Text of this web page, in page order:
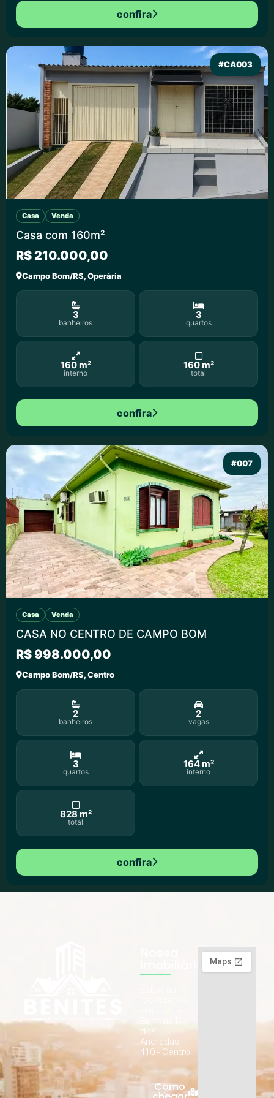
confira
#CA003
Casa Venda
Casa com 160m²
R$ 210.000,00
Campo Bom/RS, Operária
3
banheiros
3
quartos
160 m²
interno
160 m²
total
confira
#007
Casa Venda
CASA NO CENTRO DE CAMPO BOM
R$ 998.000,00
Campo Bom/RS, Centro
2
banheiros
2
vagas
3
quartos
164 m²
interno
828 m²
total
confira
dos
Andradas,
410 - Centro.
Como